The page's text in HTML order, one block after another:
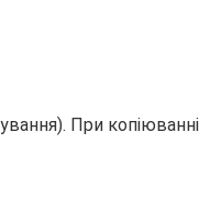
При копіюванні